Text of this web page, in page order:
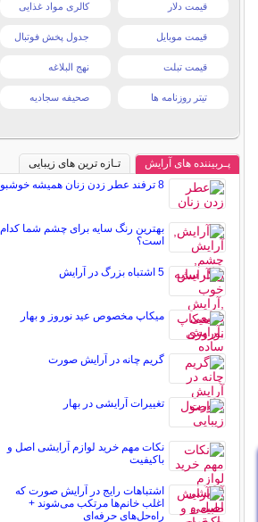
قیمت دلار کالری مواد غذایی
قیمت موبایل جدول پخش فوتبال
قیمت تبلت نهج البلاغه
تیتر روزنامه ها صحیفه سجادیه
پـربیننده های آرایش
تـازه ترین های زیبایی
8 ترفند عطر زدن زنان همیشه خوشبو!!
بهترین رنگ سایه برای چشم شما کدام
است؟
5 اشتباه بزرگ در آرایش
میکاپ مخصوص عید نوروز و بهار
گریم چانه در آرایش صورت
تغییرات آرایشی در بهار
نکات مهم خرید لوازم آرایشی اصل و
باکیفیت
اشتباهات رایج در آرایش صورت که
اغلب خانم‌ها مرتکب می‌شوند +
راه‌حل‌های حرفه‌ای